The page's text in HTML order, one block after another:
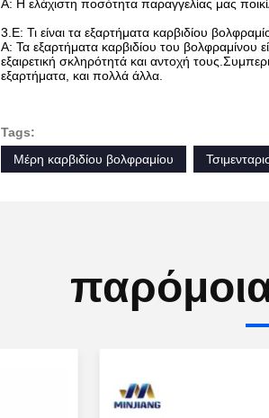
Α: Η ελάχιστη ποσότητα παραγγελίας μας
3. Ε: Τι είναι τα εξαρτήματα καρβιδίου
Α: Τα εξαρτήματα καρβιδίου του βολφραμίνου
εξαιρετική σκληρότητά και αντοχή
εξαρτήματα, και πολλά άλλα.
Tags:
Μέρη καρβιδίου βολφραμίου